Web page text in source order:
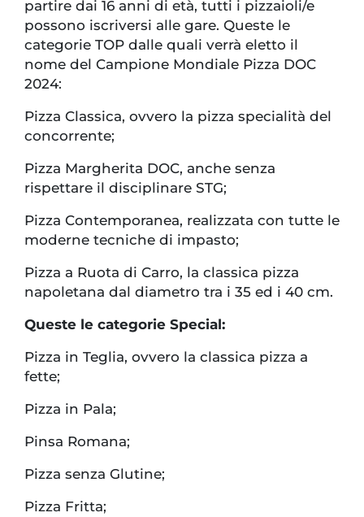
partire dai 16 anni di età, tutti i pizzaioli/e
possono iscriversi alle gare. Queste le
categorie TOP dalle quali verrà eletto il
nome del Campione Mondiale Pizza DOC
2024:
Pizza Classica, ovvero la pizza specialità del
concorrente;
Pizza Margherita DOC, anche senza
rispettare il disciplinare STG;
Pizza Contemporanea, realizzata con tutte le
moderne tecniche di impasto;
Pizza a Ruota di Carro, la classica pizza
napoletana dal diametro tra i 35 ed i 40 cm.
Queste le categorie Special:
Pizza in Teglia, ovvero la classica pizza a
fette;
Pizza in Pala;
Pinsa Romana;
Pizza senza Glutine;
Pizza Fritta;